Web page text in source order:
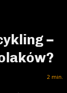
–
2 min.